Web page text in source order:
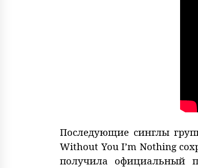
Последующие синглы
Without You I’m Nothing
получила официальный